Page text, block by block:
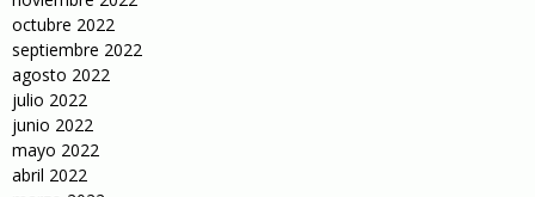
octubre 2022
septiembre 2022
agosto 2022
julio 2022
junio 2022
mayo 2022
abril 2022